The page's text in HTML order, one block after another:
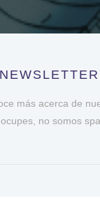
NEWSLETTER
más acerca de
no somos